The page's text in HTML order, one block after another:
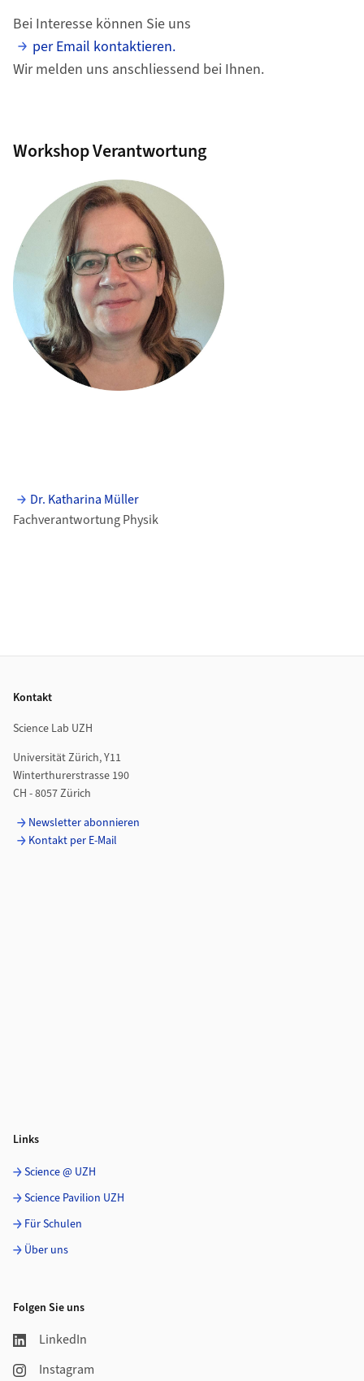
Bei Interesse können Sie uns
per Email kontaktieren.
Wir melden uns anschliessend bei Ihnen.
Workshop Verantwortung
Dr. Katharina Müller
Fachverantwortung Physik
Kontakt
Science Lab UZH
Universität Zürich, Y11
Winterthurerstrasse 190
CH - 8057 Zürich
Newsletter abonnieren
Kontakt per E-Mail
Links
Science @ UZH
Science Pavilion UZH
Für Schulen
Über uns
Folgen Sie uns
LinkedIn
Instagram